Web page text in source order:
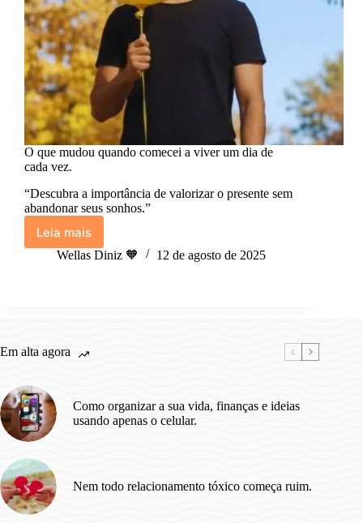
O que mudou quando comecei a viver um dia de
cada vez.
“Descubra a importância de valorizar o presente sem
abandonar seus sonhos.”
Leia mais
O
que
um
dia
vez.
Wellas Diniz 🧡 12 de agosto de 2025
Em alta agora
Como organizar a sua vida, finanças e ideias
usando apenas o celular.
Nem todo relacionamento tóxico começa ruim.